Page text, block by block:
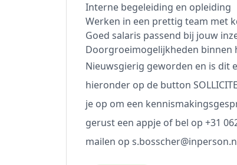
Interne begeleiding en opleiding
Werken in een prettig team met
Goed salaris passend bij jouw
Doorgroeimogelijkheden binnen
Nieuwsgierig geworden en is dit
hieronder op de button
je op om een
gerust een appje of bel op +31
mailen op